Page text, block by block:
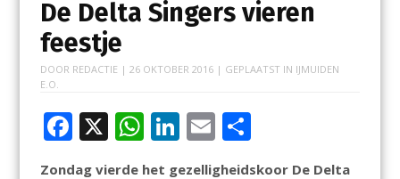
De Delta Singers vieren
feestje
DOOR REDACTIE | 26 OKTOBER 2016| GEPLAATST IN IJMUIDEN
E.O.
F
ac
X W
h
Li E
m
D
el
Zondag vierde het gezelligheidskoor De Delta